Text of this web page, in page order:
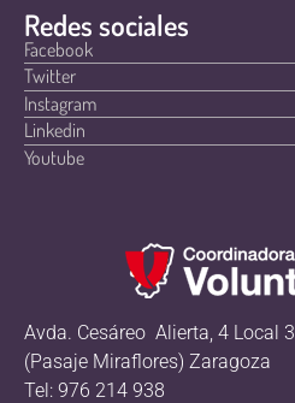
Redes sociales
Facebook
Twitter
Instagram
Linkedin
Youtube
Avda. Cesáreo Alierta, 4 Local 3
(Pasaje Miraflores) Zaragoza
Tel: 976 214 938